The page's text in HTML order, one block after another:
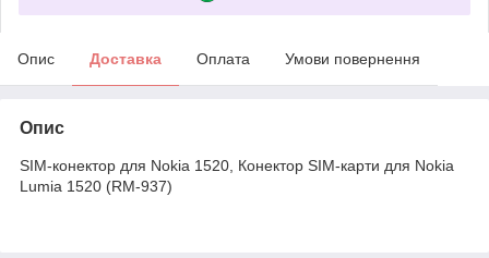
Опис Доставка Оплата Умови повернення
Опис
SIM-конектор для Nokia 1520, Конектор SIM-карти для Nokia
Lumia 1520 (RM-937)